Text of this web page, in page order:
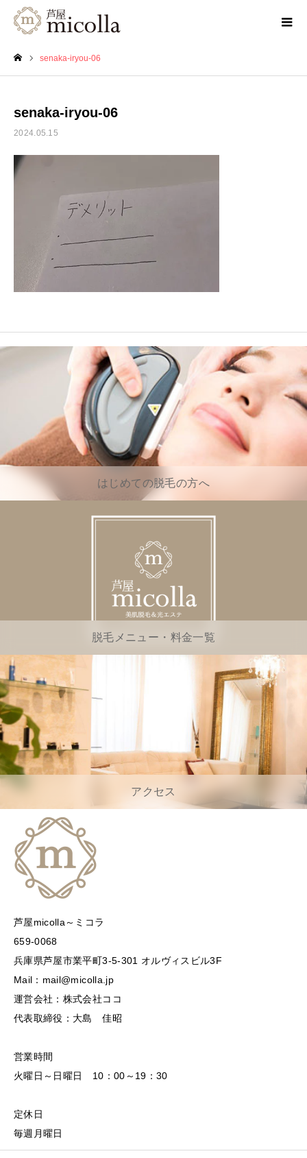
senaka-iryou-06
senaka-iryou-06
2024.05.15
はじめての脱毛の方へ
脱毛メニュー・料金一覧
アクセス
芦屋micolla～ミコラ
659-0068
兵庫県芦屋市業平町3-5-301 オルヴィスビル3F
Mail：mail@micolla.jp
運営会社：株式会社ココ
代表取締役：大島 佳昭
営業時間
火曜日～日曜日 10：00～19：30
定休日
毎週月曜日